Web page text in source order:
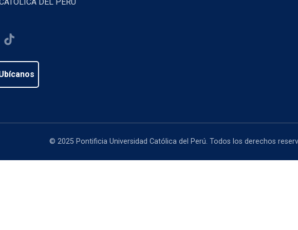
DEL PERU
© 2025 Pontificia Universidad Católica del Perú. Todos los derechos